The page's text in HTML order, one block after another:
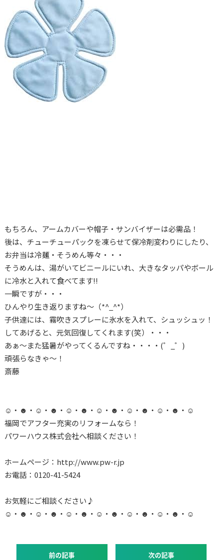
もちろん、アームカバーや帽子・サンバイザーは必需品！
後は、チューチューパックを凍らせて保冷剤変わりにしたり、
お弁当は冷麺・そうめん等々・・・
そうめんは、湯がいてビニールにいれ、大きなタッパやボール
に冷水と入れて食べてます!!
一瞬ですが・・・
ひんやり生き返りますね～（*^_^*）
子供達には、霧吹きスプレーに氷水を入れて、シュッシュッ！
してあげると、元気回復してくれます(笑）・・・
あぁ～また猛暑がやってくるんですね・・・・(゜_゜)
頑張らなきゃ～！
斎藤
☺・☻・☺・☻・☺・☻・☺・☻・☺・☻・☺・☻・☺
福岡でアフター充実のリフォームなら！
パワーハウス株式会社へ相談ください！
ホームページ：http://www.pw-r.jp
お電話：0120-41-5424
お気軽にご相談ください♪
☺・☻・☺・☻・☺・☻・☺・☻・☺・☻・☺・☻・☺
前の記事 次の記事